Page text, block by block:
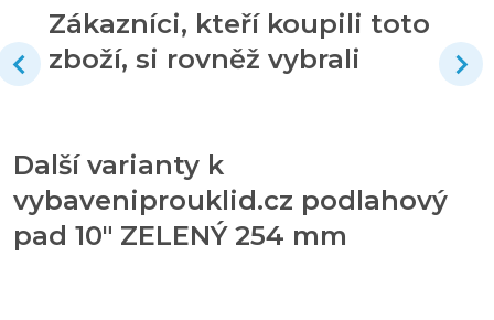
Zákazníci, kteří koupili toto
zboží, si rovněž vybrali
Další varianty k
vybaveniprouklid.cz podlahový
pad 10" ZELENÝ 254 mm